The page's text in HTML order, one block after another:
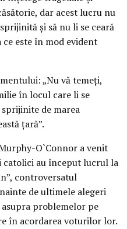
dar acest lucru nu
şi să nu li se ceară
ce este în mod evident
„Nu vă temeţi,
în locul care li se
de marea
ţară”.
O`Connor a venit
au început lucrul la
controversatul
de ultimele alegeri
problemelor pe
în acordarea voturilor lor.